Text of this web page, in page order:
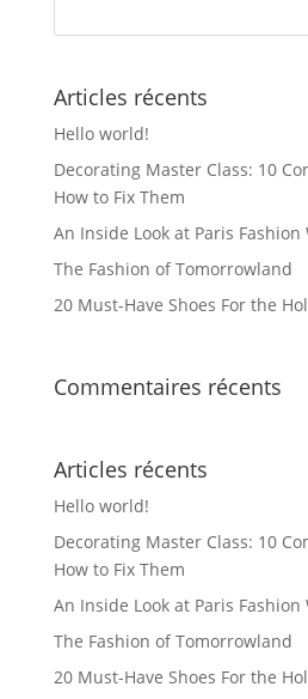
sur
page
du
produit
Articles récents
Hello world!
Decorating Master Class: 10
How to Fix Them
An Inside Look at Paris Fashion
The Fashion of Tomorrowland
20 Must-Have Shoes For the
Commentaires récents
Articles récents
Hello world!
Decorating Master Class: 10
How to Fix Them
An Inside Look at Paris Fashion
The Fashion of Tomorrowland
20 Must-Have Shoes For the